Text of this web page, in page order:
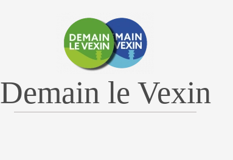
Demain le Vexin